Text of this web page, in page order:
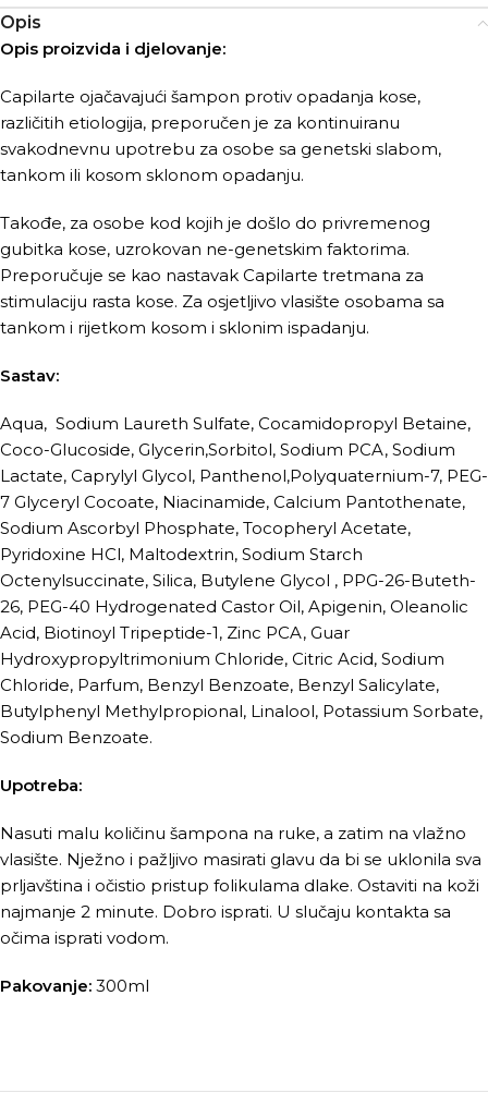
Opis
Opis proizvida i djelovanje:
Capilarte ojačavajući šampon protiv opadanja kose,
različitih etiologija, preporučen je za kontinuiranu
svakodnevnu upotrebu za osobe sa genetski slabom,
tankom ili kosom sklonom opadanju.
Takođe, za osobe kod kojih je došlo do privremenog
gubitka kose, uzrokovan ne-genetskim faktorima.
Preporučuje se kao nastavak Capilarte tretmana za
stimulaciju rasta kose. Za osjetljivo vlasište osobama sa
tankom i rijetkom kosom i sklonim ispadanju.
Sastav:
Aqua, Sodium Laureth Sulfate, Cocamidopropyl Betaine,
Coco-Glucoside, Glycerin,Sorbitol, Sodium PCA, Sodium
Lactate, Caprylyl Glycol, Panthenol,Polyquaternium-7, PEG-
7 Glyceryl Cocoate, Niacinamide, Calcium Pantothenate,
Sodium Ascorbyl Phosphate, Tocopheryl Acetate,
Pyridoxine HCl, Maltodextrin, Sodium Starch
Octenylsuccinate, Silica, Butylene Glycol , PPG-26-Buteth-
26, PEG-40 Hydrogenated Castor Oil, Apigenin, Oleanolic
Acid, Biotinoyl Tripeptide-1, Zinc PCA, Guar
Hydroxypropyltrimonium Chloride, Citric Acid, Sodium
Chloride, Parfum, Benzyl Benzoate, Benzyl Salicylate,
Butylphenyl Methylpropional, Linalool, Potassium Sorbate,
Sodium Benzoate.
Upotreba:
Nasuti malu količinu šampona na ruke, a zatim na vlažno
vlasište. Nježno i pažljivo masirati glavu da bi se uklonila sva
prljavština i očistio pristup folikulama dlake. Ostaviti na koži
najmanje 2 minute. Dobro isprati. U slučaju kontakta sa
očima isprati vodom.
Pakovanje: 300ml